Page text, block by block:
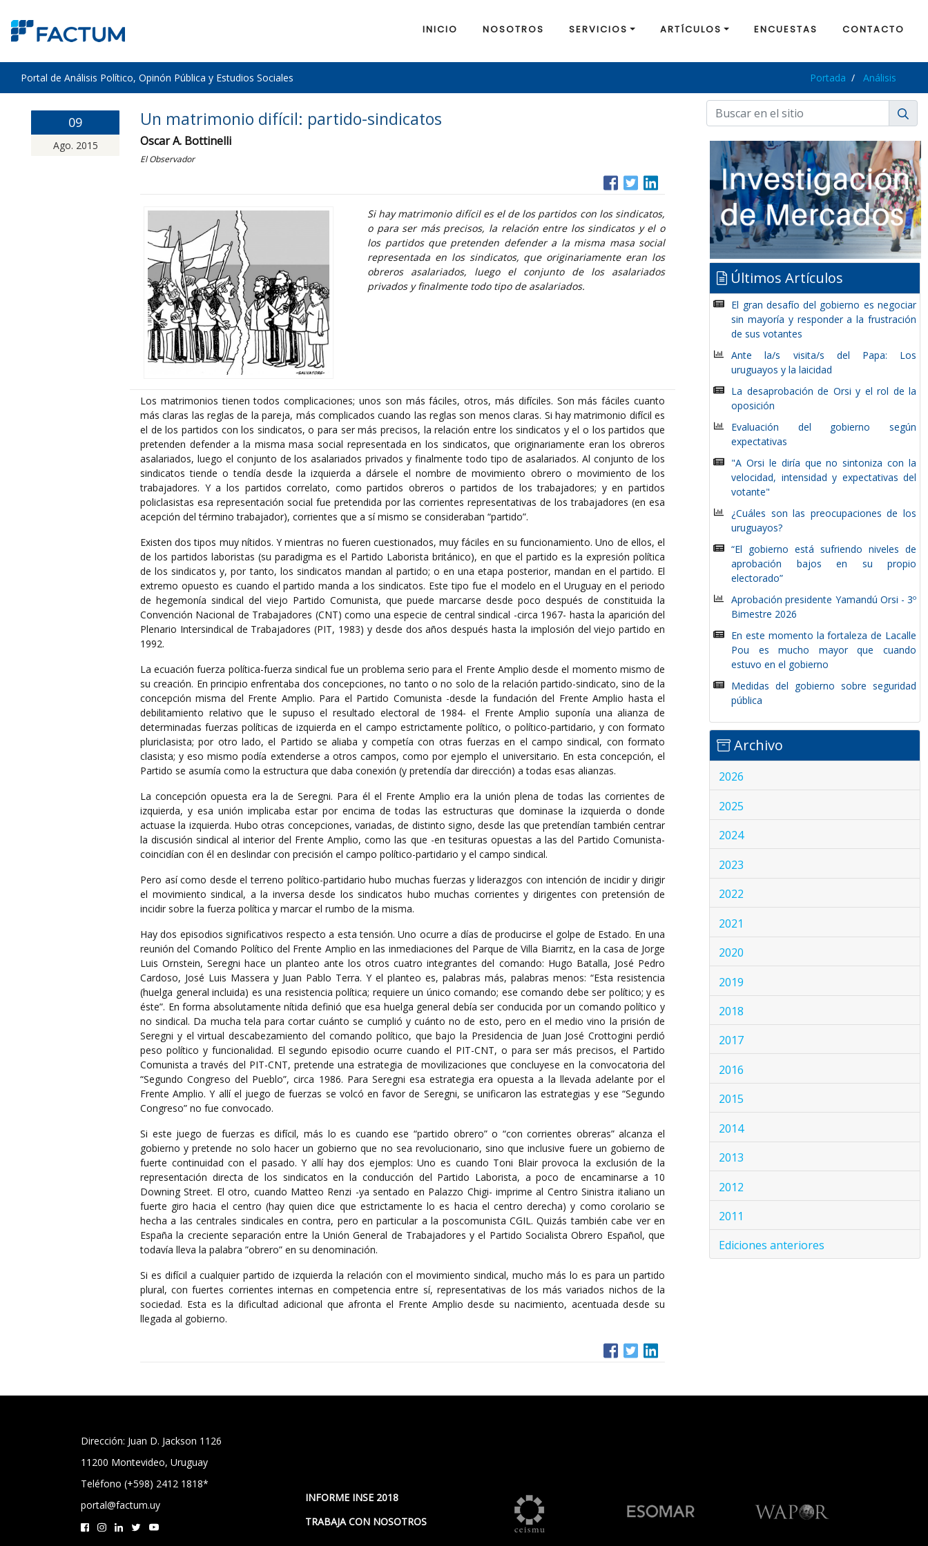
INICIO NOSOTROS SERVICIOS ARTÍCULOS ENCUESTAS CONTACTO
Portal de Análisis Político, Opinón Pública y Estudios Sociales Portada Análisis
09
Ago. 2015
Un matrimonio difícil: partido-sindicatos
Oscar A. Bottinelli
El Observador
Si hay matrimonio difícil es el de los partidos con los sindicatos,
o para ser más precisos, la relación entre los sindicatos y el o
los partidos que pretenden defender a la misma masa social
representada en los sindicatos, que originariamente eran los
obreros asalariados, luego el conjunto de los asalariados
privados y finalmente todo tipo de asalariados.
Los matrimonios tienen todos complicaciones; unos son más fáciles, otros, más difíciles. Son más fáciles cuanto
más claras las reglas de la pareja, más complicados cuando las reglas son menos claras. Si hay matrimonio difícil es
el de los partidos con los sindicatos, o para ser más precisos, la relación entre los sindicatos y el o los partidos que
pretenden defender a la misma masa social representada en los sindicatos, que originariamente eran los obreros
asalariados, luego el conjunto de los asalariados privados y finalmente todo tipo de asalariados. Al conjunto de los
sindicatos tiende o tendía desde la izquierda a dársele el nombre de movimiento obrero o movimiento de los
trabajadores. Y a los partidos correlato, como partidos obreros o partidos de los trabajadores; y en partidos
policlasistas esa representación social fue pretendida por las corrientes representativas de los trabajadores (en esa
acepción del término trabajador), corrientes que a sí mismo se consideraban “partido”.
Existen dos tipos muy nítidos. Y mientras no fueren cuestionados, muy fáciles en su funcionamiento. Uno de ellos, el
de los partidos laboristas (su paradigma es el Partido Laborista británico), en que el partido es la expresión política
de los sindicatos y, por tanto, los sindicatos mandan al partido; o en una etapa posterior, mandan en el partido. El
extremo opuesto es cuando el partido manda a los sindicatos. Este tipo fue el modelo en el Uruguay en el periodo
de hegemonía sindical del viejo Partido Comunista, que puede marcarse desde poco después de constituida la
Convención Nacional de Trabajadores (CNT) como una especie de central sindical -circa 1967- hasta la aparición del
Plenario Intersindical de Trabajadores (PIT, 1983) y desde dos años después hasta la implosión del viejo partido en
1992.
La ecuación fuerza política-fuerza sindical fue un problema serio para el Frente Amplio desde el momento mismo de
su creación. En principio enfrentaba dos concepciones, no tanto o no solo de la relación partido-sindicato, sino de la
concepción misma del Frente Amplio. Para el Partido Comunista -desde la fundación del Frente Amplio hasta el
debilitamiento relativo que le supuso el resultado electoral de 1984- el Frente Amplio suponía una alianza de
determinadas fuerzas políticas de izquierda en el campo estrictamente político, o político-partidario, y con formato
pluriclasista; por otro lado, el Partido se aliaba y competía con otras fuerzas en el campo sindical, con formato
clasista; y eso mismo podía extenderse a otros campos, como por ejemplo el universitario. En esta concepción, el
Partido se asumía como la estructura que daba conexión (y pretendía dar dirección) a todas esas alianzas.
La concepción opuesta era la de Seregni. Para él el Frente Amplio era la unión plena de todas las corrientes de
izquierda, y esa unión implicaba estar por encima de todas las estructuras que dominase la izquierda o donde
actuase la izquierda. Hubo otras concepciones, variadas, de distinto signo, desde las que pretendían también centrar
la discusión sindical al interior del Frente Amplio, como las que -en tesituras opuestas a las del Partido Comunista-
coincidían con él en deslindar con precisión el campo político-partidario y el campo sindical.
Pero así como desde el terreno político-partidario hubo muchas fuerzas y liderazgos con intención de incidir y dirigir
el movimiento sindical, a la inversa desde los sindicatos hubo muchas corrientes y dirigentes con pretensión de
incidir sobre la fuerza política y marcar el rumbo de la misma.
Hay dos episodios significativos respecto a esta tensión. Uno ocurre a días de producirse el golpe de Estado. En una
reunión del Comando Político del Frente Amplio en las inmediaciones del Parque de Villa Biarritz, en la casa de Jorge
Luis Ornstein, Seregni hace un planteo ante los otros cuatro integrantes del comando: Hugo Batalla, José Pedro
Cardoso, José Luis Massera y Juan Pablo Terra. Y el planteo es, palabras más, palabras menos: “Esta resistencia
(huelga general incluida) es una resistencia política; requiere un único comando; ese comando debe ser político; y es
éste”. En forma absolutamente nítida definió que esa huelga general debía ser conducida por un comando político y
no sindical. Da mucha tela para cortar cuánto se cumplió y cuánto no de esto, pero en el medio vino la prisión de
Seregni y el virtual descabezamiento del comando político, que bajo la Presidencia de Juan José Crottogini perdió
peso político y funcionalidad. El segundo episodio ocurre cuando el PIT-CNT, o para ser más precisos, el Partido
Comunista a través del PIT-CNT, pretende una estrategia de movilizaciones que concluyese en la convocatoria del
“Segundo Congreso del Pueblo”, circa 1986. Para Seregni esa estrategia era opuesta a la llevada adelante por el
Frente Amplio. Y allí el juego de fuerzas se volcó en favor de Seregni, se unificaron las estrategias y ese “Segundo
Congreso” no fue convocado.
Si este juego de fuerzas es difícil, más lo es cuando ese “partido obrero” o “con corrientes obreras” alcanza el
gobierno y pretende no solo hacer un gobierno que no sea revolucionario, sino que inclusive fuere un gobierno de
fuerte continuidad con el pasado. Y allí hay dos ejemplos: Uno es cuando Toni Blair provoca la exclusión de la
representación directa de los sindicatos en la conducción del Partido Laborista, a poco de encaminarse a 10
Downing Street. El otro, cuando Matteo Renzi -ya sentado en Palazzo Chigi- imprime al Centro Sinistra italiano un
fuerte giro hacia el centro (hay quien dice que estrictamente lo es hacia el centro derecha) y como corolario se
hecha a las centrales sindicales en contra, pero en particular a la poscomunista CGIL. Quizás también cabe ver en
España la creciente separación entre la Unión General de Trabajadores y el Partido Socialista Obrero Español, que
todavía lleva la palabra ”obrero” en su denominación.
Si es difícil a cualquier partido de izquierda la relación con el movimiento sindical, mucho más lo es para un partido
plural, con fuertes corrientes internas en competencia entre sí, representativas de los más variados nichos de la
sociedad. Esta es la dificultad adicional que afronta el Frente Amplio desde su nacimiento, acentuada desde su
llegada al gobierno.
Últimos Artículos
El gran desafío del gobierno es negociar
sin mayoría y responder a la frustración
de sus votantes
Ante la/s visita/s del Papa: Los
uruguayos y la laicidad
La desaprobación de Orsi y el rol de la
oposición
Evaluación del gobierno según
expectativas
"A Orsi le diría que no sintoniza con la
velocidad, intensidad y expectativas del
votante"
¿Cuáles son las preocupaciones de los
uruguayos?
“El gobierno está sufriendo niveles de
aprobación bajos en su propio
electorado”
Aprobación presidente Yamandú Orsi - 3º
Bimestre 2026
En este momento la fortaleza de Lacalle
Pou es mucho mayor que cuando
estuvo en el gobierno
Medidas del gobierno sobre seguridad
pública
Archivo
2026
2025
2024
2023
2022
2021
2020
2019
2018
2017
2016
2015
2014
2013
2012
2011
Ediciones anteriores
Dirección: Juan D. Jackson 1126
11200 Montevideo, Uruguay
Teléfono (+598) 2412 1818*
portal@factum.uy
INFORME INSE 2018
TRABAJA CON NOSOTROS